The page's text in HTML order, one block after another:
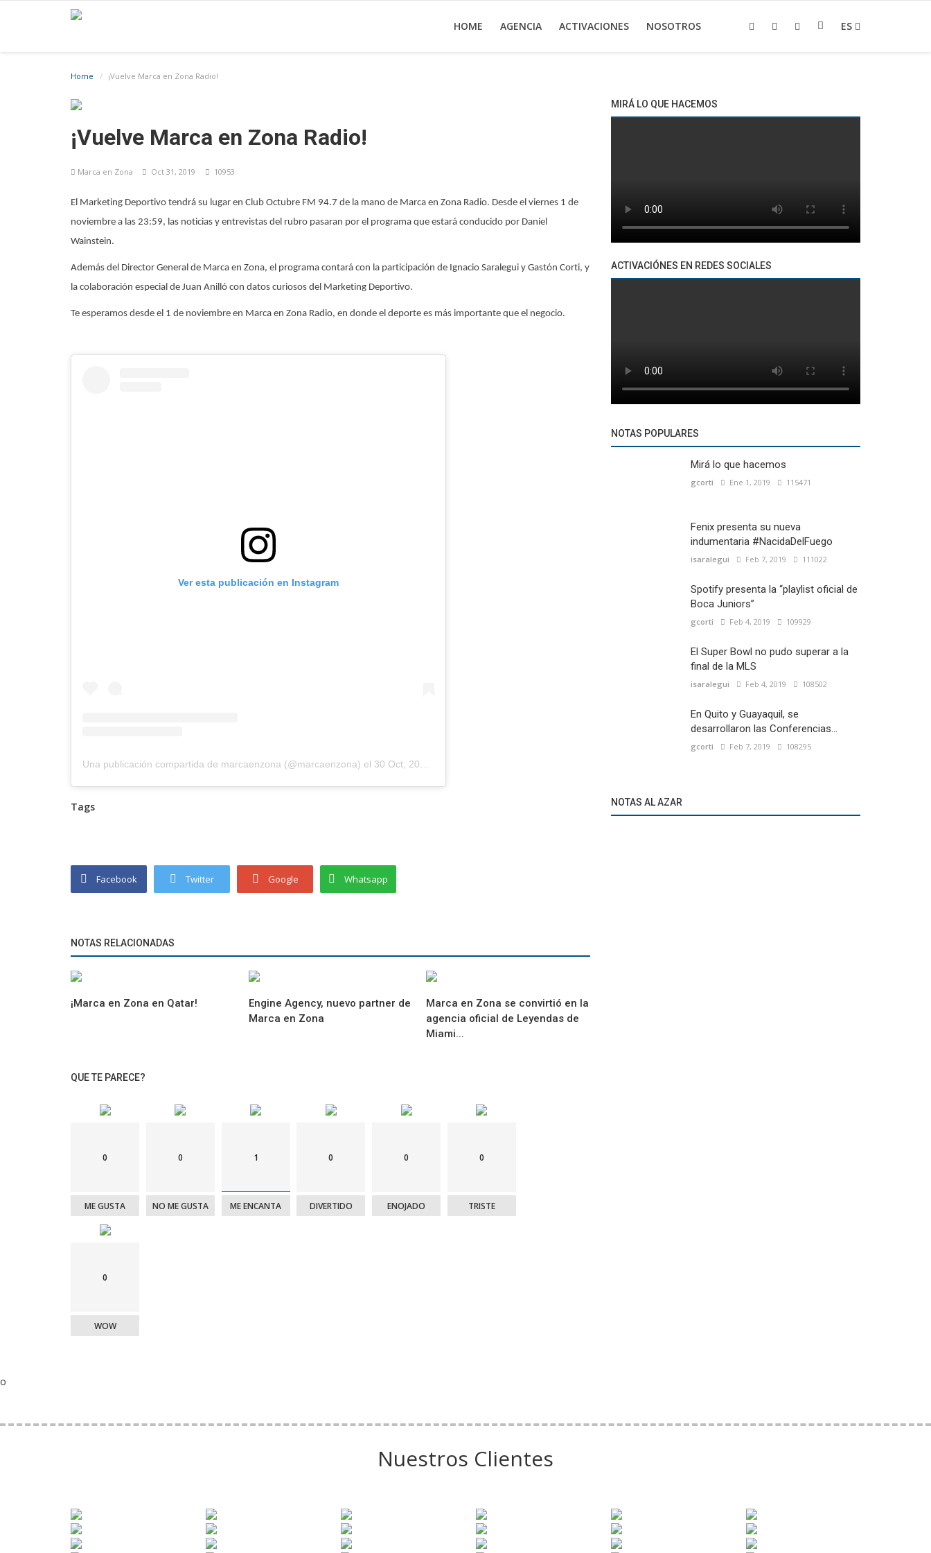
HOME AGENCIA ACTIVACIONES NOSOTROS ES
Home ¡Vuelve Marca en Zona Radio!
¡Vuelve Marca en Zona Radio!
Marca en Zona Oct 31, 2019 10953
El Marketing Deportivo tendrá su lugar en Club Octubre FM 94.7 de la mano de Marca en Zona Radio. Desde el viernes 1 de
noviembre a las 23:59, las noticias y entrevistas del rubro pasaran por el programa que estará conducido por Daniel
Wainstein.
Además del Director General de Marca en Zona, el programa contará con la participación de Ignacio Saralegui y Gastón Corti, y
la colaboración especial de Juan Anilló con datos curiosos del Marketing Deportivo.
Te esperamos desde el 1 de noviembre en Marca en Zona Radio, en donde el deporte es más importante que el negocio.
Ver esta publicación en Instagram
Una publicación compartida de marcaenzona (@marcaenzona) el 30 Oct, 2019 a las 4:22 PDT
Tags
Facebook Twitter Google Whatsapp
NOTAS RELACIONADAS
¡Marca en Zona en Qatar!
Engine Agency, nuevo partner de
Marca en Zona
Marca en Zona se convirtió en la
agencia oficial de Leyendas de
Miami...
QUE TE PARECE?
0
ME GUSTA
0
NO ME GUSTA
1
ME ENCANTA
0
DIVERTIDO
0
ENOJADO
0
TRISTE
0
WOW
MIRÁ LO QUE HACEMOS
ACTIVACIÓNES EN REDES SOCIALES
NOTAS POPULARES
Mirá lo que hacemos
gcorti Ene 1, 2019 115471
Fenix presenta su nueva
indumentaria #NacidaDelFuego
isaralegui Feb 7, 2019 111022
Spotify presenta la “playlist oficial de
Boca Juniors”
gcorti Feb 4, 2019 109929
El Super Bowl no pudo superar a la
final de la MLS
isaralegui Feb 4, 2019 108502
En Quito y Guayaquil, se
desarrollaron las Conferencias...
gcorti Feb 7, 2019 108295
NOTAS AL AZAR
o
Nuestros Clientes